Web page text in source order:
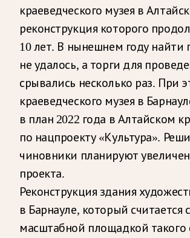
краеведческого музея в
реконструкция которого
10 лет. В нынешнем году найти
не удалось, а торги для
срывались несколько раз. При
краеведческого музея в
в план 2022 года в Алтайском
по нацпроекту «Культура».
чиновники планируют
проекта.
Реконструкция здания
в Барнауле, который считается
масштабной площадкой